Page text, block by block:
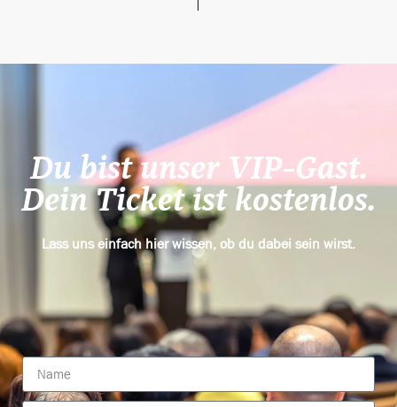
Du bist unser VIP-Gast.
Dein Ticket ist kostenlos.
Lass uns einfach hier wissen, ob du dabei sein wirst.